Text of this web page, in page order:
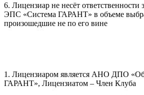
6. Лицензиар не несёт ответственности
ЭПС «Система ГАРАНТ» в объеме
произошедшие не по его вине
1. Лицензиаром является АНО ДПО
ГАРАНТ», Лицензиатом – Член Клуба